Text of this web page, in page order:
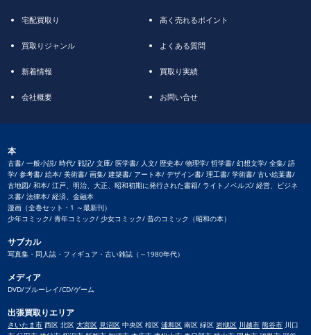
宅配買取り 高く売れるポイント
買取りジャンル よくある質問
新着情報 買取り実績
会社概要 お問い合せ
本
古書/ 一般小説/ 時代/ 戦記/ 文庫/ 医学書/ 人文/ 歴史本/ 物理学/ 哲学書/ 幻想文学/ 全集/ 語
学/ 参考書/ 絵本/ 美術書/ 画集/ 建築書/ アート本/ デザイン書/ 理工書/ 学術書/ 古い絵葉書/
古地図/ 和本/ 江戸、明治、大正、昭和初期に発行された書籍/ ライトノベルズ/ 経営、ビジネ
ス書/ 法律本/ 経済、金融本
漫画（全巻セット・1 ～最新刊）
少年コミック/ 青年コミック/ 少女コミック/ 昔のコミック（昭和の本）
サブカル
写真集・同人誌・フィギュア・古い雑誌（～1980年代）
メディア
DVD/ブルーレイ/CD/ゲーム
出張買取りエリア
さいたま市 西区 北区大宮区 見沼区 中央区 桜区浦和区 南区 緑区岩槻区 川越市 熊谷市 川口